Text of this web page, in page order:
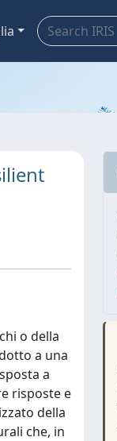
o della
a una
a
risposte e
della
che, in